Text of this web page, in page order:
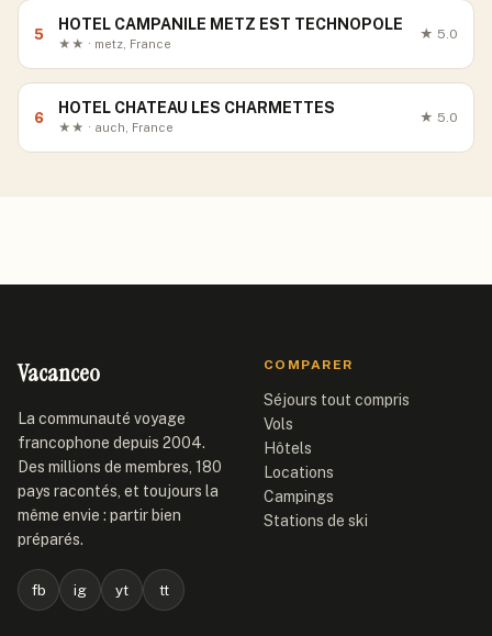
5
HOTEL CAMPANILE METZ EST TECHNOPOLE
★★ · metz, France
★ 5.0
6
HOTEL CHATEAU LES CHARMETTES
★★ · auch, France
★ 5.0
Vacanceo
La communauté voyage
francophone depuis 2004.
Des millions de membres, 180
pays racontés, et toujours la
même envie : partir bien
préparés.
fb ig yt tt
COMPARER
Séjours tout compris
Vols
Hôtels
Locations
Campings
Stations de ski